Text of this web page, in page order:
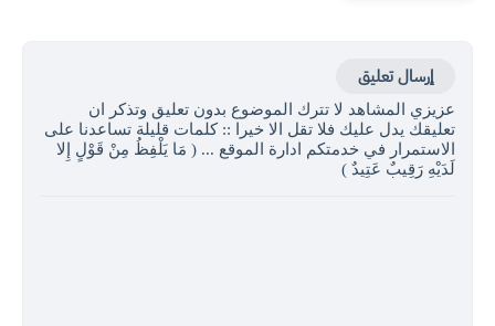
إرسال تعليق
عزيزي المشاهد لا تترك الموضوع بدون تعليق وتذكر ان
تعليقك يدل عليك فلا تقل الا خيرا :: كلمات قليلة تساعدنا على
الاستمرار في خدمتكم ادارة الموقع ... ( مَا يَلْفِظُ مِنْ قَوْلٍ إِلا
لَدَيْهِ رَقِيبٌ عَتِيدٌ )